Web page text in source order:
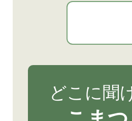
どこに聞